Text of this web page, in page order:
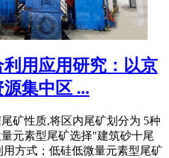
用应用研究：以京
集中区 ...
矿性质,将区内尾矿划分为 5种
元素型尾矿选择"建筑砂十尾
方式；低硅低微量元素型尾矿